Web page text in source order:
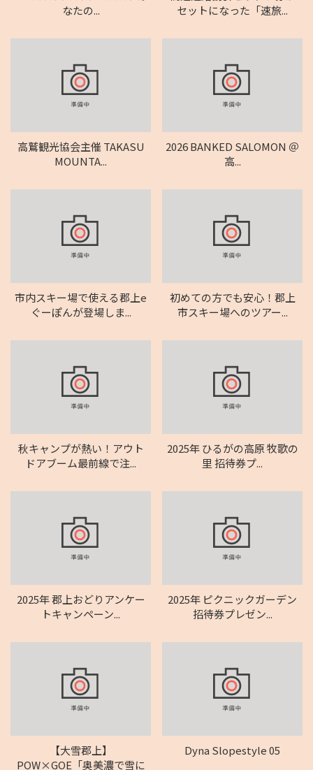
なたの...
セットになった「速旅...
高鷲観光協会主催 TAKASU
MOUNTA...
2026 BANKED SALOMON ＠
高...
市内スキー場で使える郡上e
ぐーぽんが登場しま...
初めての方でも安心！郡上
市スキー場へのツアー...
秋キャンプが熱い！アウト
ドアブーム最前線で注...
2025年 ひるがの高原 牧歌の
里 招待券プ...
2025年 郡上おどりアンケー
トキャンペーン...
2025年 ピクニックガーデン
招待券プレゼン...
【大雪郡上】
POW×GOE「奥美濃で雪に
Dyna Slopestyle 05